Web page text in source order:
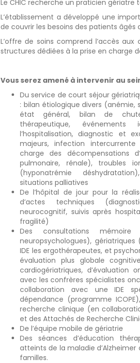
Le CHIC recherche un praticien gériatre
L’établissement a développé une
de couvrir les besoins des patients âgés
L’offre de soins comprend l’accès
structures dédiées à la prise en charge
Vous serez amené à intervenir au
Du service de court séjour
: bilan étiologique divers
état général, bilan de
thérapeutique,
l’hospitalisation, diagnostic et
majeurs, infection
charge des décompensations
pulmonaire, rénale), troubles
(hyponatrémie
situations palliatives
De l’hôpital de jour pour la
d’actes techniques
neurocognitif, suivis après
fragilité)
Des consultations
neuropsychologues),
IDE les ergothérapeutes, et
évaluation plus globale
cardiogériatriques, d’évaluation
avec les confrères spécialistes
collaboration avec une IDE
dépendance (programme
recherche clinique (en
et des Attachés de Recherche
De l’équipe mobile de gériatrie
Des séances d’éducation
atteints de la maladie
familles.